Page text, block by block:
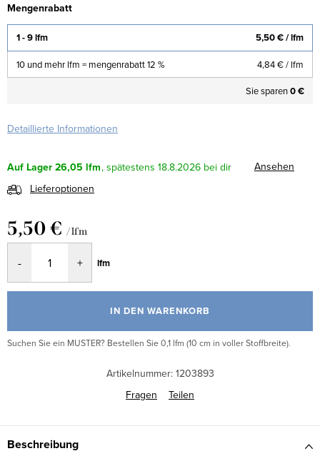
Mengenrabatt
1 - 9 lfm 5,50 €/ lfm
10 und mehr lfm = mengenrabatt 12 % 4,84 €/ lfm
Sie sparen0 €
Detaillierte Informationen
Auf Lager26,05 lfm 18.8.2026
Ansehen
Lieferoptionen
5,50 € / lfm
lfm
IN DEN WARENKORB
Suchen Sie ein MUSTER? Bestellen Sie 0,1 lfm (10 cm in voller Stoffbreite).
Artikelnummer: 1203893
Fragen
Teilen
Beschreibung